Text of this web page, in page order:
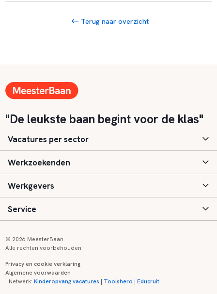
Terug naar overzicht
"De leukste baan begint voor de klas"
Vacatures per sector
Basisonderwijs
Speciaal (basis) onderwijs
Voortgezet onderwijs
Kinderopvang
Werkzoekenden
Aanmelden
Vacatures
Zij-instroom informatie
Werkgevers
Inloggen
Registreren
Service
Onderwijs links
© 2026 MeesterBaan
Alle rechten voorbehouden
Privacy en cookie verklaring
Algemene voorwaarden
Netwerk:Kinderopvang vacatures | Toolshero |Educruit